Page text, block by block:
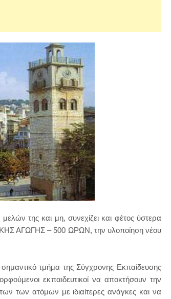
της και μη, συνεχίζει και φέτος ύστερα
ΑΓΩΓΗΣ – 500 ΩΡΩΝ, την υλοποίηση νέου
σημαντικό τμήμα της Σύγχρονης Εκπαίδευσης
εκπαιδευτικοί να αποκτήσουν την
των ατόμων με ιδιαίτερες ανάγκες και να